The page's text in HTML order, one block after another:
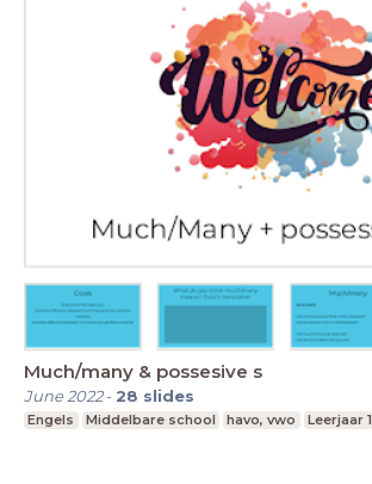
Much/many & possesive s
June 2022- 28 slides
Engels Middelbare school havo, vwo Leerjaar 1